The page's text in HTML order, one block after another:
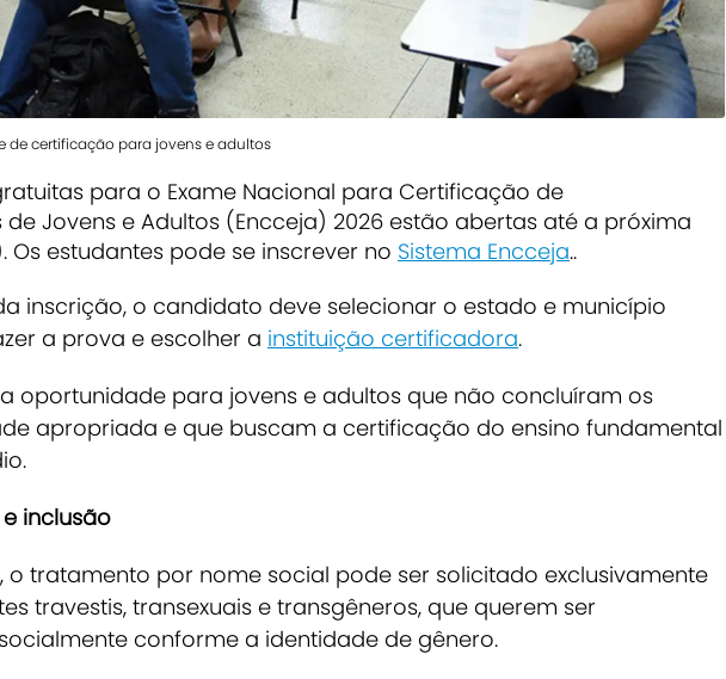
de certificação para jovens e adultos
para o Exame Nacional para Certificação de
Jovens e Adultos (Encceja) 2026 estão abertas até a próxima
Os estudantes pode se inscrever no Sistema Encceja..
inscrição, o candidato deve selecionar o estado e município
a prova e escolher a instituição certificadora.
oportunidade para jovens e adultos que não concluíram os
apropriada e que buscam a certificação do ensino fundamental
inclusão
o tratamento por nome social pode ser solicitado exclusivamente
travestis, transexuais e transgêneros, que querem ser
conforme a identidade de gênero.